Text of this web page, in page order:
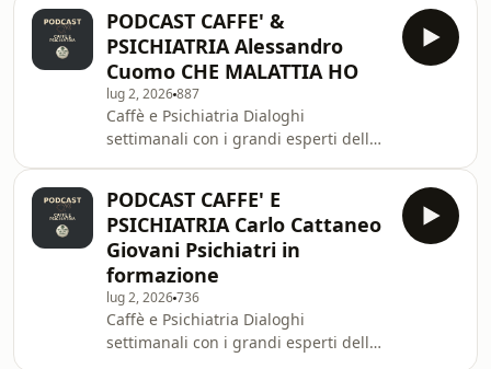
questo episodio
di Psichiatria, proponiamo un
incontro con i più qualificati esperti
italiani in psichiatria, psicologia e
neuroscienze.Un progetto di
educazione sanitaria e divulgazione
scientifica senza precedenti, per
ampiezza e qualità dei contenuti.🎙️ In
questo episodio
PODCAST CAFFE' &
PSICHIATRIA Alessandro
Cuomo CHE MALATTIA HO
lug 2, 2026887
Caffè e Psichiatria Dialoghi
settimanali con i grandi esperti della
di Psichiatria, proponiamo un
incontro con i più qualificati esperti
italiani in psichiatria, psicologia e
neuroscienze.Un progetto di
educazione sanitaria e divulgazione
scientifica senza precedenti, per
ampiezza e qualità dei contenuti.🎙️ In
PODCAST CAFFE' E
PSICHIATRIA Carlo Cattaneo
Giovani Psichiatri in
formazione
lug 2, 2026736
Caffè e Psichiatria Dialoghi
settimanali con i grandi esperti della